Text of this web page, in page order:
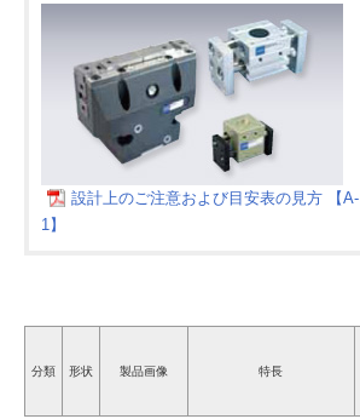
設計上のご注意および目安表の見方 【A-
1】
分類 形状 製品画像 特長